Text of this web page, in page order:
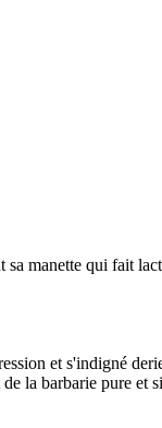
manette qui fait
et s'indigné
la barbarie pure